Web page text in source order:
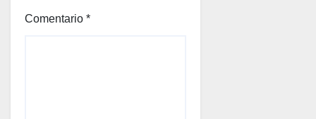
Comentario *